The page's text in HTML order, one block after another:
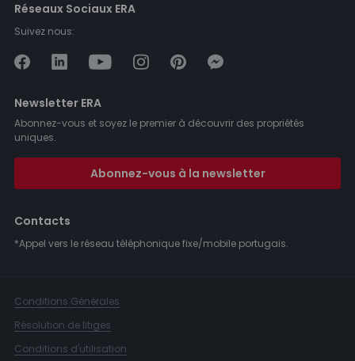
Réseaux Sociaux ERA
Suivez nous:
Newsletter ERA
Abonnez-vous et soyez le premier à découvrir des propriétés
uniques.
Abonnez-vous à la newsletter
Contacts
*Appel vers le réseau téléphonique fixe/mobile portugais.
Conditions Générales
Résolution de litiges
Conditions d'utilisation